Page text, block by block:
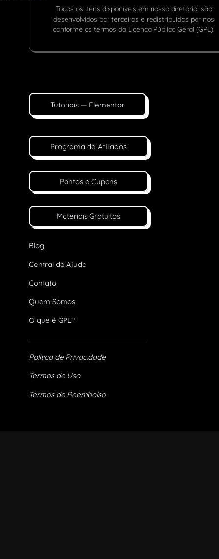
Todos os itens disponíveis em nosso diretório são
desenvolvidos por terceiros e redistribuídos por nós
conforme os termos da Licença Pública Geral (GPL).
Tutoriais — Elementor
Programa de Afiliados
Pontos e Cupons
Materiais Gratuitos
Blog
Central de Ajuda
Contato
Quem Somos
O que é GPL?
Política de Privacidade
Termos de Uso
Termos de Reembolso